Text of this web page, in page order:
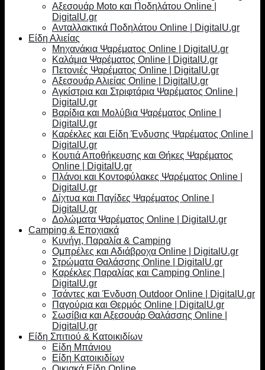
Αξεσουάρ Moto και Ποδηλάτου Online |
DigitalU.gr
Ανταλλακτικά Ποδηλάτου Online | DigitalU.gr
Είδη Αλιείας
Μηχανάκια Ψαρέματος Online | DigitalU.gr
Καλάμια Ψαρέματος Online | DigitalU.gr
Πετονιές Ψαρέματος Online | DigitalU.gr
Αξεσουάρ Αλιείας Online | DigitalU.gr
Αγκίστρια και Στριφτάρια Ψαρέματος Online |
DigitalU.gr
Βαρίδια και Μολύβια Ψαρέματος Online |
DigitalU.gr
Καρέκλες και Είδη Ένδυσης Ψαρέματος Online |
DigitalU.gr
Κουτιά Αποθήκευσης και Θήκες Ψαρέματος
Online | DigitalU.gr
Πλάνοι και Κοντοφύλακες Ψαρέματος Online |
DigitalU.gr
Δίχτυα και Παγίδες Ψαρέματος Online |
DigitalU.gr
Δολώματα Ψαρέματος Online | DigitalU.gr
Camping & Εποχιακά
Κυνήγι, Παραλία & Camping
Ομπρέλες και Αδιάβροχα Online | DigitalU.gr
Στρώματα Θαλάσσης Online | DigitalU.gr
Καρέκλες Παραλίας και Camping Online |
DigitalU.gr
Τσάντες και Ένδυση Outdoor Online | DigitalU.gr
Παγούρια και Θερμός Online | DigitalU.gr
Σωσίβια και Αξεσουάρ Θαλάσσης Online |
DigitalU.gr
Είδη Σπιτιού & Κατοικιδίων
Είδη Μπάνιου
Είδη Κατοικιδίων